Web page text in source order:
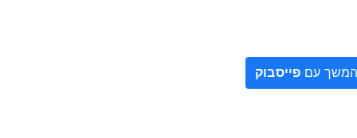
המשך עם פייסבוק